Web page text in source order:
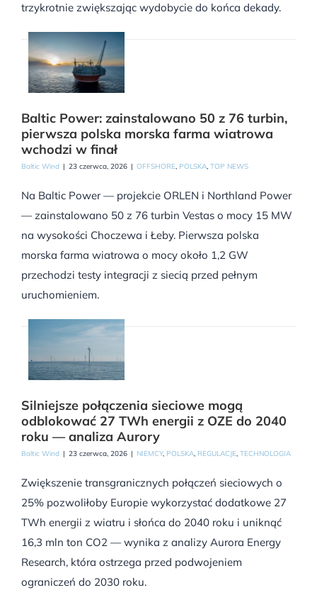
trzykrotnie zwiększając wydobycie do końca dekady.
Baltic Power: zainstalowano 50 z 76 turbin,
pierwsza polska morska farma wiatrowa
wchodzi w finał
Baltic Wind | 23 czerwca, 2026 | OFFSHORE, POLSKA, TOP NEWS
Na Baltic Power — projekcie ORLEN i Northland Power
— zainstalowano 50 z 76 turbin Vestas o mocy 15 MW
na wysokości Choczewa i Łeby. Pierwsza polska
morska farma wiatrowa o mocy około 1,2 GW
przechodzi testy integracji z siecią przed pełnym
uruchomieniem.
Silniejsze połączenia sieciowe mogą
odblokować 27 TWh energii z OZE do 2040
roku — analiza Aurory
Baltic Wind | 23 czerwca, 2026 | NIEMCY, POLSKA, REGULACJE, TECHNOLOGIA
Zwiększenie transgranicznych połączeń sieciowych o
25% pozwoliłoby Europie wykorzystać dodatkowe 27
TWh energii z wiatru i słońca do 2040 roku i uniknąć
16,3 mln ton CO2 — wynika z analizy Aurora Energy
Research, która ostrzega przed podwojeniem
ograniczeń do 2030 roku.